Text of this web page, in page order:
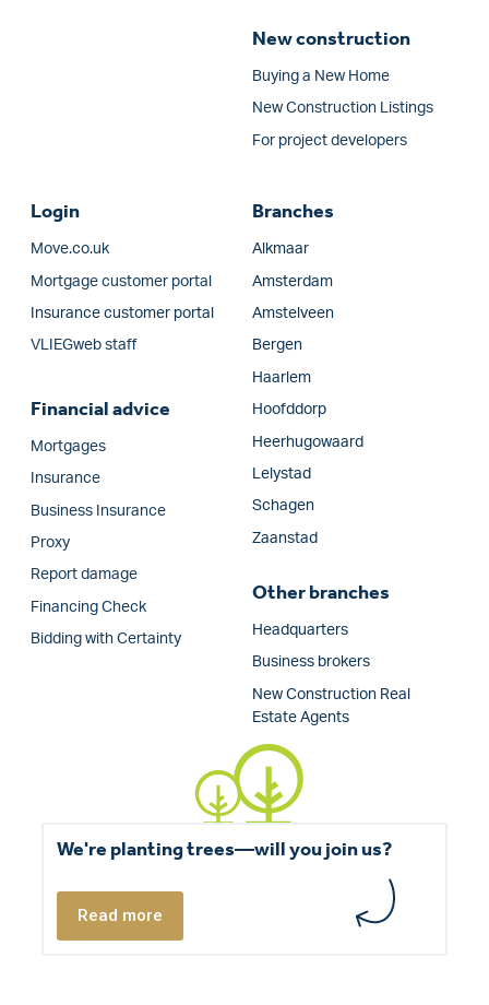
New construction
Buying a New Home
New Construction Listings
For project developers
Login
Move.co.uk
Mortgage customer portal
Insurance customer portal
VLIEGweb staff
Financial advice
Mortgages
Insurance
Business Insurance
Proxy
Report damage
Financing Check
Bidding with Certainty
Branches
Alkmaar
Amsterdam
Amstelveen
Bergen
Haarlem
Hoofddorp
Heerhugowaard
Lelystad
Schagen
Zaanstad
Other branches
Headquarters
Business brokers
New Construction Real
Estate Agents
We're planting trees—will you join us?
Read more